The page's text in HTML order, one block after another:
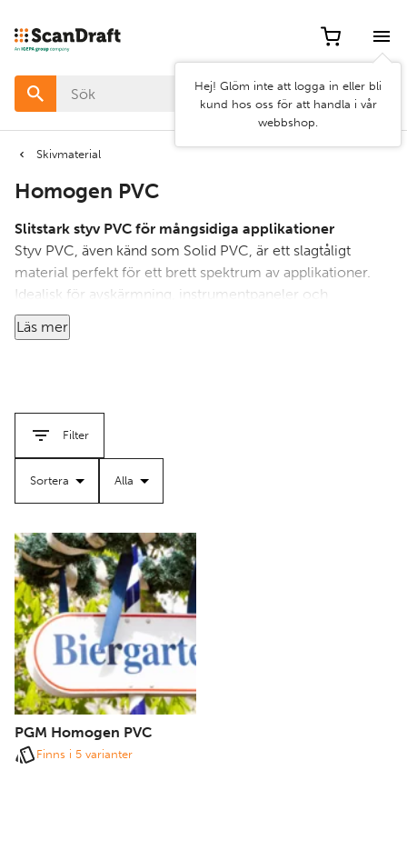
Hej! Glöm inte att logga in eller bli
kund hos oss för att handla i vår
webbshop.
Skivmaterial
Homogen PVC
Slitstark styv PVC för mångsidiga applikationer
Styv PVC, även känd som Solid PVC, är ett slagtåligt
material perfekt för ett brett spektrum av applikationer.
Idealisk för avskärmning, instrumentpaneler och
maskinskydd, den utmärker sig även i den grafiska
branschen för displayer och inredning av butiker. Styv
Läs mer
Filter
Filter
Artikel
Bredd
Rensa
Använd
PGM Homogen PVC
Finns i 5 varianter